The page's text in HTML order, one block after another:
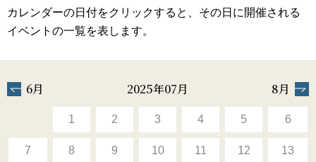
カレンダーの日付をクリックすると、その日に開催される
イベントの一覧を表します。
6月 2025年07月 8月
1 2 3 4 5 6
7 8 9 10 11 12 13